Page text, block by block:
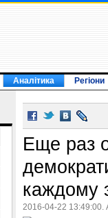
Аналітика Регіони
Еще раз
каждому
2016-04-22 13:49:00.